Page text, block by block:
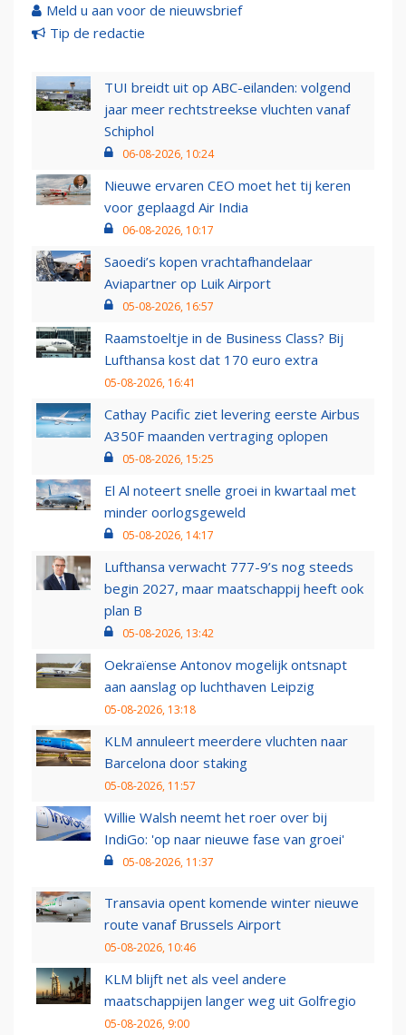
Meld u aan voor de nieuwsbrief
Tip de redactie
TUI breidt uit op ABC-eilanden: volgend
jaar meer rechtstreekse vluchten vanaf
Schiphol
06-08-2026, 10:24
Nieuwe ervaren CEO moet het tij keren
voor geplaagd Air India
06-08-2026, 10:17
Saoedi’s kopen vrachtafhandelaar
Aviapartner op Luik Airport
05-08-2026, 16:57
Raamstoeltje in de Business Class? Bij
Lufthansa kost dat 170 euro extra
05-08-2026, 16:41
Cathay Pacific ziet levering eerste Airbus
A350F maanden vertraging oplopen
05-08-2026, 15:25
El Al noteert snelle groei in kwartaal met
minder oorlogsgeweld
05-08-2026, 14:17
Lufthansa verwacht 777-9’s nog steeds
begin 2027, maar maatschappij heeft ook
plan B
05-08-2026, 13:42
Oekraïense Antonov mogelijk ontsnapt
aan aanslag op luchthaven Leipzig
05-08-2026, 13:18
KLM annuleert meerdere vluchten naar
Barcelona door staking
05-08-2026, 11:57
Willie Walsh neemt het roer over bij
IndiGo: 'op naar nieuwe fase van groei'
05-08-2026, 11:37
Transavia opent komende winter nieuwe
route vanaf Brussels Airport
05-08-2026, 10:46
KLM blijft net als veel andere
maatschappijen langer weg uit Golfregio
05-08-2026, 9:00